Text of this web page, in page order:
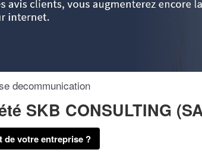
decommunication
SKB CONSULTING
de votre entreprise ?